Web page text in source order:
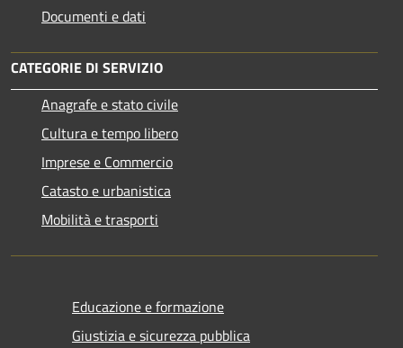
Documenti e dati
CATEGORIE DI SERVIZIO
Anagrafe e stato civile
Cultura e tempo libero
Imprese e Commercio
Catasto e urbanistica
Mobilità e trasporti
Educazione e formazione
Giustizia e sicurezza pubblica